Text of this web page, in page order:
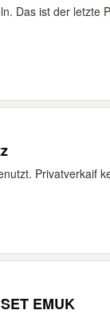
Das ist der letzte
Privatverkaif
EMUK